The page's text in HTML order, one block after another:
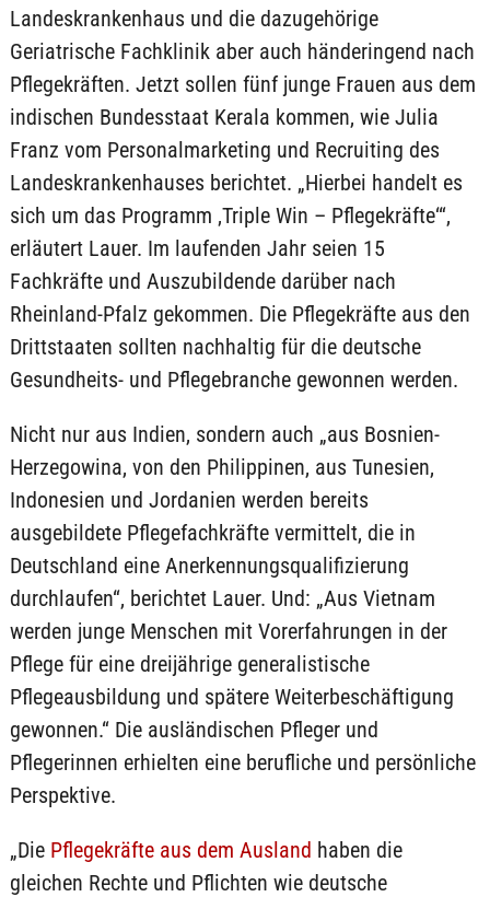
Landeskrankenhaus und die dazugehörige
Geriatrische Fachklinik aber auch händeringend nach
Pflegekräften. Jetzt sollen fünf junge Frauen aus dem
indischen Bundesstaat Kerala kommen, wie Julia
Franz vom Personalmarketing und Recruiting des
Landeskrankenhauses berichtet. „Hierbei handelt es
sich um das Programm ‚Triple Win – Pflegekräfte‘“,
erläutert Lauer. Im laufenden Jahr seien 15
Fachkräfte und Auszubildende darüber nach
Rheinland-Pfalz gekommen. Die Pflegekräfte aus den
Drittstaaten sollten nachhaltig für die deutsche
Gesundheits- und Pflegebranche gewonnen werden.
Nicht nur aus Indien, sondern auch „aus Bosnien-
Herzegowina, von den Philippinen, aus Tunesien,
Indonesien und Jordanien werden bereits
ausgebildete Pflegefachkräfte vermittelt, die in
Deutschland eine Anerkennungsqualifizierung
durchlaufen“, berichtet Lauer. Und: „Aus Vietnam
werden junge Menschen mit Vorerfahrungen in der
Pflege für eine dreijährige generalistische
Pflegeausbildung und spätere Weiterbeschäftigung
gewonnen.“ Die ausländischen Pfleger und
Pflegerinnen erhielten eine berufliche und persönliche
Perspektive.
„Die Pflegekräfte aus dem Ausland haben die
gleichen Rechte und Pflichten wie deutsche